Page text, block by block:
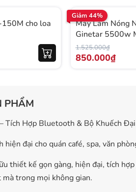
cho loa
Giảm 44%
Máy Làm Nóng
Ginetar 5500w
1.525.000₫
850.000₫
PHẨM
Tích Hợp Bluetooth & Bộ Khuếch Đại
hiện đại cho quán café, spa, văn
thiết kế gọn gàng, hiện đại, tích
trong mọi không gian.